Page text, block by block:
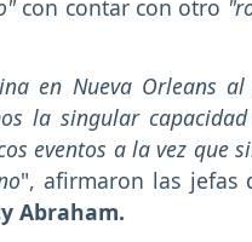
con contar con otro
en Nueva Orleans
la singular
eventos a la vez que
", afirmaron las jefas
Abraham.